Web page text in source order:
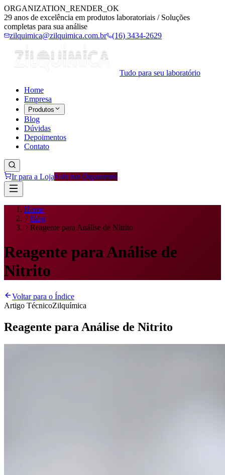
ORGANIZATION_RENDER_OK
29 anos de excelência em produtos laboratoriais / Soluções
completas para sua análise
zilquimica@zilquimica.com.br
(16) 3434-2629
Tudo para seu laboratório
Home
Empresa
Produtos
Blog
Dúvidas
Depoimentos
Contato
Ir para a LojaSolicitar Orçamento
Home
Blog
Reagente para Análise de Nitrito
Reagente para Análise de
Nitrito
Voltar para o Índice
Artigo TécnicoZilquímica
Reagente para Análise de Nitrito